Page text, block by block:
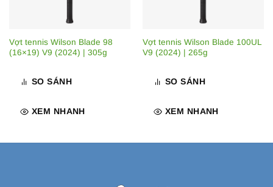
Vợt tennis Wilson Blade 98
(16×19) V9 (2024) | 305g
SO SÁNH
XEM NHANH
Vợt tennis Wilson Blade 100UL
V9 (2024) | 265g
SO SÁNH
XEM NHANH